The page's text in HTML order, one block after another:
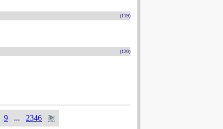
(119)
(120)
9 ... 2346